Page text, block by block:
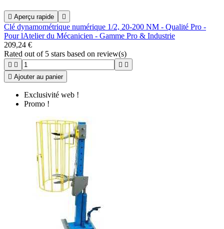
 Aperçu rapide 
Clé dynamométrique numérique 1/2, 20-200 NM - Qualité Pro -
Pour lAtelier du Mécanicien - Gamme Pro & Industrie
209,24 €
Rated out of 5 stars based on review(s)
   
 Ajouter au panier
Exclusivité web !
Promo !